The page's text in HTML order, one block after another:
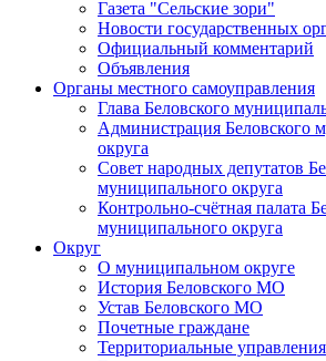
Газета "Сельские зори"
Новости государственных
Официальный комментарий
Объявления
Органы местного самоуправления
Глава Беловского
Администрация Беловского
округа
Совет народных депутатов
муниципального округа
Контрольно-счётная палата
муниципального округа
Округ
О муниципальном округе
История Беловского МО
Устав Беловского МО
Почетные граждане
Территориальные управления